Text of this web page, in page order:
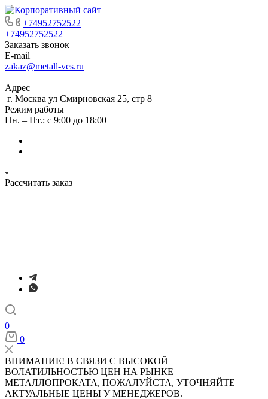
+74952752522
+74952752522
Заказать звонок
E-mail
zakaz@metall-ves.ru
Адрес
г. Москва ул Смирновская 25, стр 8
Режим работы
Пн. – Пт.: с 9:00 до 18:00
Рассчитать заказ
0
0
ВНИМАНИЕ! В СВЯЗИ С ВЫСОКОЙ
ВОЛАТИЛЬНОСТЬЮ ЦЕН НА РЫНКЕ
МЕТАЛЛОПРОКАТА, ПОЖАЛУЙСТА, УТОЧНЯЙТЕ
АКТУАЛЬНЫЕ ЦЕНЫ У МЕНЕДЖЕРОВ.